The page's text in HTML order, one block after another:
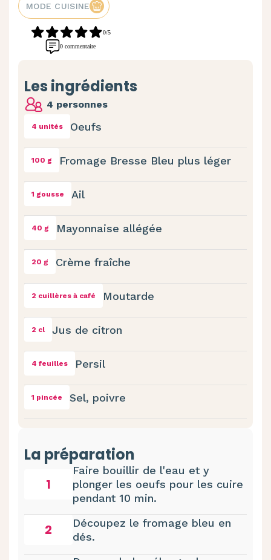
MODE CUISINE
0/5
0 commentaire
Les ingrédients
4 personnes
4 unités Oeufs
100 g Fromage Bresse Bleu plus léger
1 gousse Ail
40 g Mayonnaise allégée
20 g Crème fraîche
2 cuillères à café Moutarde
2 cl Jus de citron
4 feuilles Persil
1 pincée Sel, poivre
La préparation
1
Faire bouillir de l'eau et y
plonger les oeufs pour les cuire
pendant 10 min.
2
Découpez le fromage bleu en
dés.